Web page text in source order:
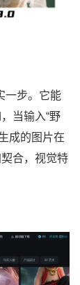
一步。它能
当输入“野
成的图片在
合，视觉特